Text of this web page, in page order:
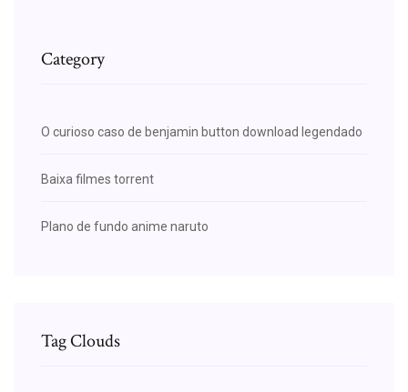
Category
O curioso caso de benjamin button download legendado
Baixa filmes torrent
Plano de fundo anime naruto
Tag Clouds